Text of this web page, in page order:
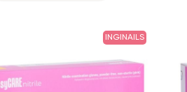
INGINAILS